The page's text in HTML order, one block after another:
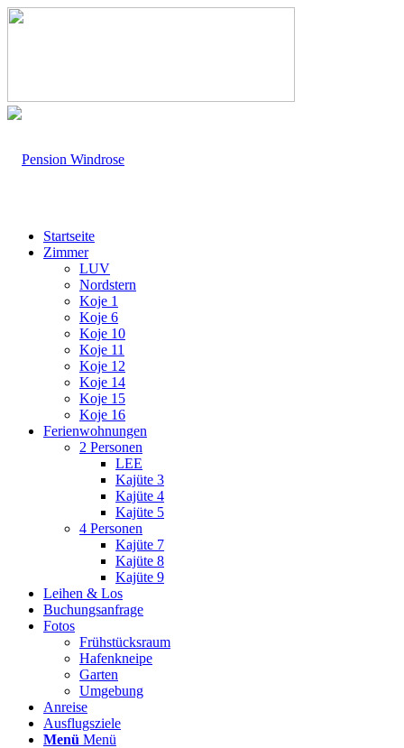
Startseite
Zimmer
LUV
Nordstern
Koje 1
Koje 6
Koje 10
Koje 11
Koje 12
Koje 14
Koje 15
Koje 16
Ferienwohnungen
2 Personen
LEE
Kajüte 3
Kajüte 4
Kajüte 5
4 Personen
Kajüte 7
Kajüte 8
Kajüte 9
Leihen & Los
Buchungsanfrage
Fotos
Frühstücksraum
Hafenkneipe
Garten
Umgebung
Anreise
Ausflugsziele
Menü Menü